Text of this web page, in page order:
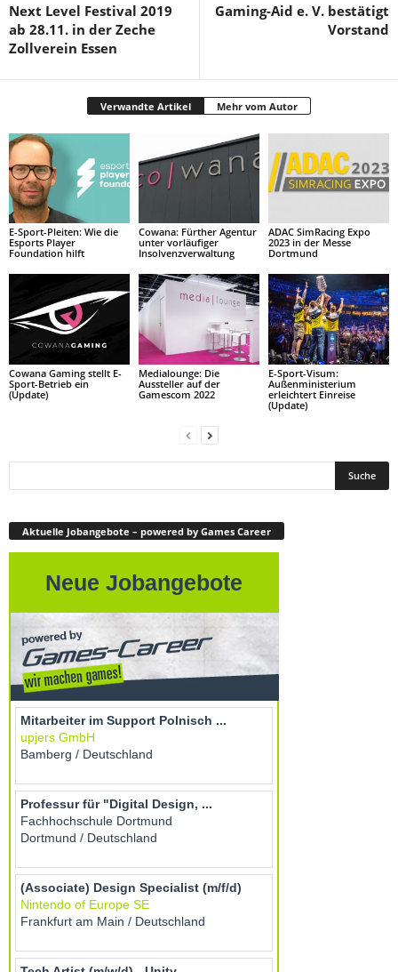
Next Level Festival 2019
ab 28.11. in der Zeche
Zollverein Essen
Gaming-Aid e. V. bestätigt
Vorstand
Verwandte Artikel Mehr vom Autor
E-Sport-Pleiten: Wie die
Esports Player
Foundation hilft
Cowana: Fürther Agentur
unter vorläufiger
Insolvenzverwaltung
ADAC SimRacing Expo
2023 in der Messe
Dortmund
Cowana Gaming stellt E-
Sport-Betrieb ein
(Update)
Medialounge: Die
Aussteller auf der
Gamescom 2022
E-Sport-Visum:
Außenministerium
erleichtert Einreise
(Update)
Aktuelle Jobangebote – powered by Games Career